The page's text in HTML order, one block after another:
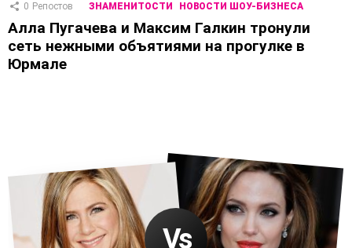
0 Репостов ЗНАМЕНИТОСТИ НОВОСТИ ШОУ-БИЗНЕСА
Алла Пугачева и Максим Галкин тронули
сеть нежными объятиями на прогулке в
Юрмале